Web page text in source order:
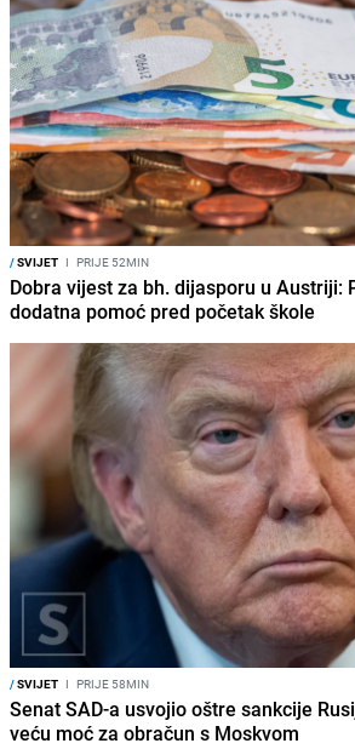
/SVIJET I PRIJE 52MIN
Dobra vijest za bh. dijasporu u Austriji:
dodatna pomoć pred početak škole
/SVIJET I PRIJE 58MIN
Senat SAD-a usvojio oštre sankcije
veću moć za obračun s Moskvom